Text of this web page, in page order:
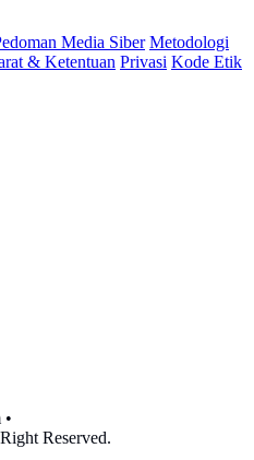
Media Siber Metodologi
& Ketentuan Privasi Kode Etik
•
Reserved.